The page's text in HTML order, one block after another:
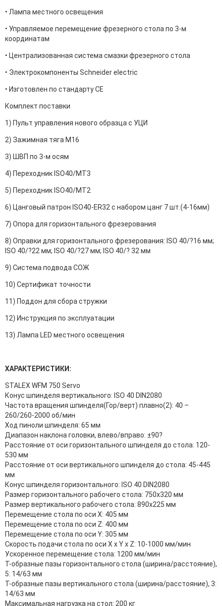
• Лампа местного освещения
• Управляемое перемещение фрезерного стола по 3-м
координатам
• Централизованная система смазки фрезерного стола
• Электрокомпоненты Schneider electric
• Изготовлен по стандарту СЕ
Комплект поставки
1) Пульт управления нового образца с УЦИ
2) Зажимная тяга М16
3) ШВП по 3-м осям
4) Переходник ISO40/MT3
5) Переходник ISO40/MT2
6) Цанговый патрон ISO40-ER32 с набором цанг 7 шт.(4-16мм)
7) Опора для горизонтального фрезерования
8) Оправки для горизонтального фрезерования: ISO 40/?16 мм;
ISO 40/?22 мм; ISO 40/?27 мм; ISO 40/? 32 мм
9) Система подвода СОЖ
10) Сертификат точности
11) Поддон для сбора стружки
12) Инструкция по эксплуатации
13) Лампа LED местного освещения
ХАРАКТЕРИСТИКИ:
STALEX WFM 750 Servo
Конус шпинделя вертикального: ISO 40 DIN2080
Частота вращения шпинделя(Гор/верт) плавно(2): 40 –
260/260-2000 об/мин
Ход пиноли шпинделя: 65 мм
Диапазон наклона головки, влево/вправо: ±90?
Расстояние от оси горизонтального шпинделя до стола: 120-
530 мм
Расстояние от оси вертикального шпинделя до стола: 45-445
мм
Конус шпинделя горизонтального: ISO 40 DIN2080
Размер горизонтального рабочего стола: 750x320 мм
Размер вертикального рабочего стола: 890x225 мм
Перемещение стола по оси Х: 405 мм
Перемещение стола по оси Z: 400 мм
Перемещение стола по оси Y: 305 мм
Скорость подачи стола по оси Х x Y x Z: 10-1000 мм/мин
Ускоренное перемещение стола: 1200 мм/мин
Т-образные пазы горизонтального стола (ширина/расстояние),
5: 14/63 мм
Т-образные пазы вертикального стола (ширина/расстояние), 3:
14/63 мм
Максимальная нагрузка на стол: 200 кг